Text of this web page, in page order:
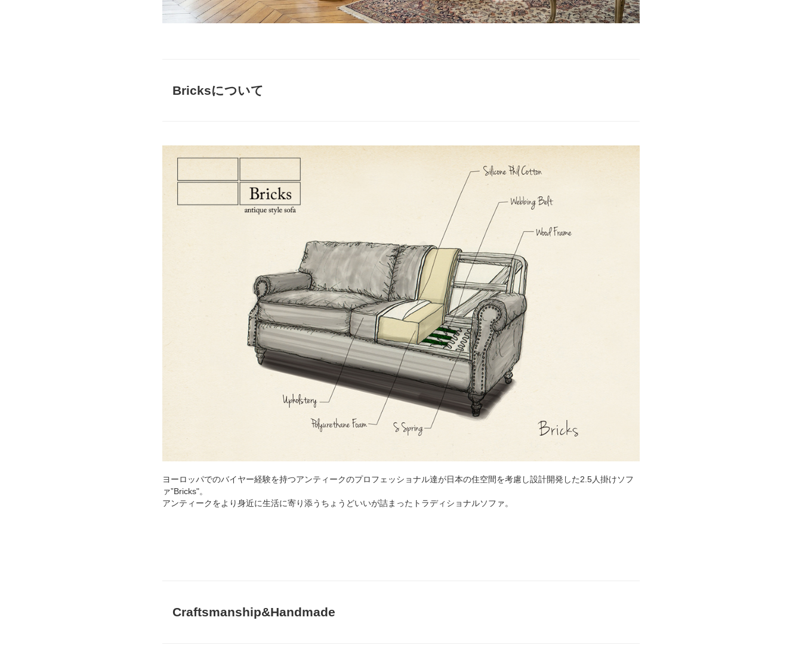
Bricksについて
ヨーロッパでのバイヤー経験を持つアンティークのプロフェッショナル達が日本の住空間を考慮し設計開発した2.5人掛けソフ
ァ”Bricks"。
アンティークをより身近に生活に寄り添うちょうどいいが詰まったトラディショナルソファ。
Craftsmanship&Handmade